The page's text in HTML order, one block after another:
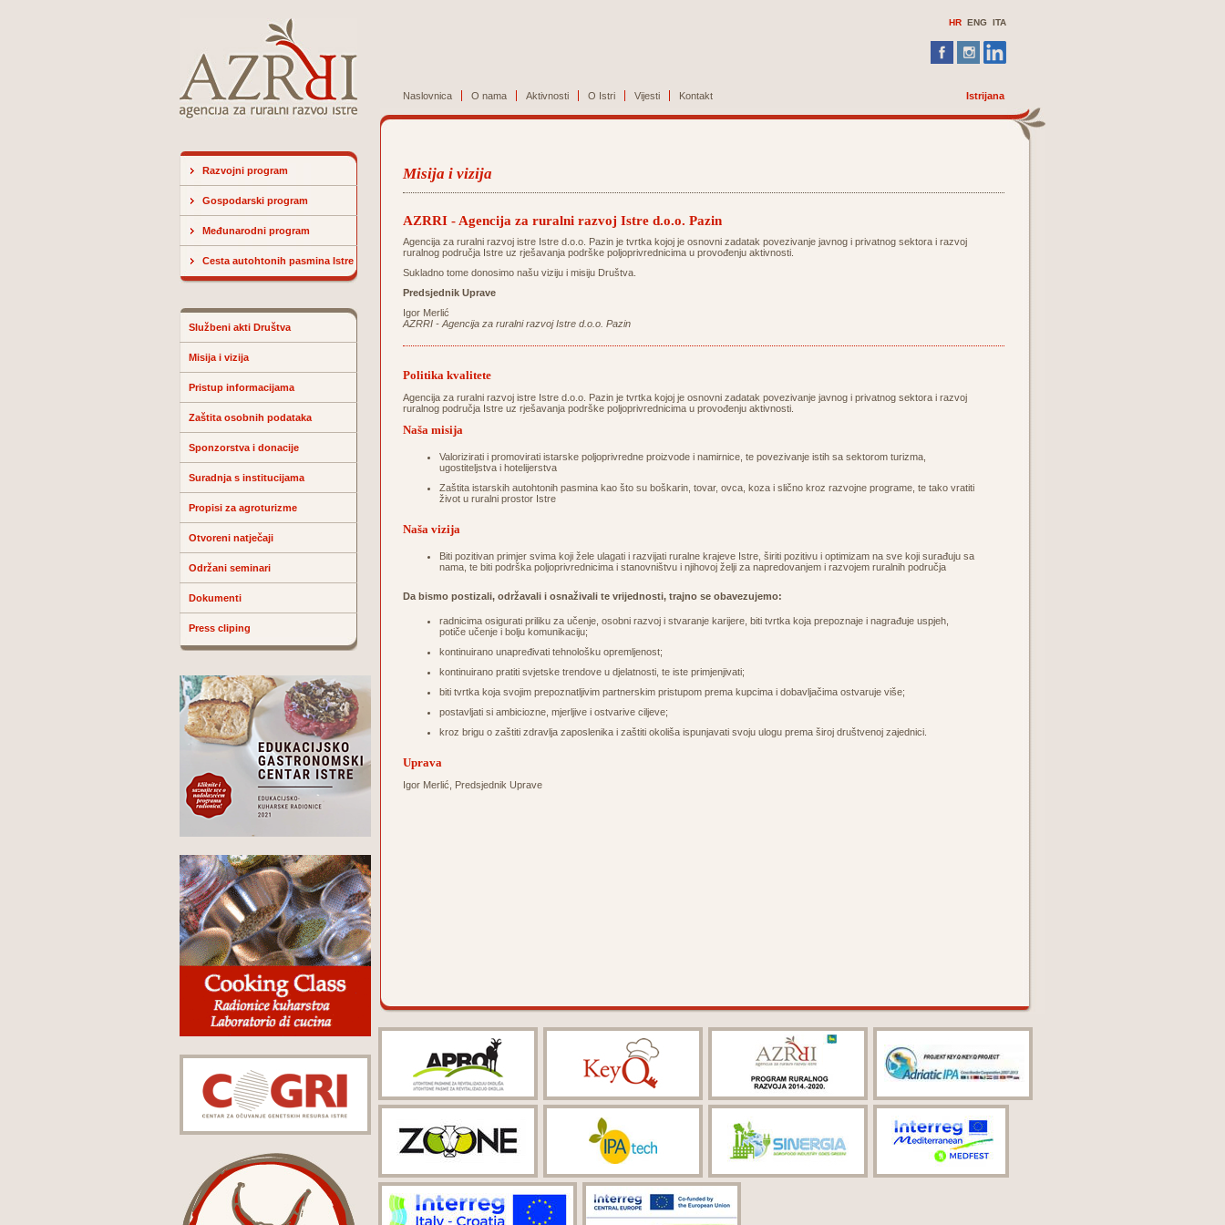
HR ENG ITA
Naslovnica O nama Aktivnosti O Istri Vijesti Kontakt Istrijana
Razvojni program
Gospodarski program
Međunarodni program
Cesta autohtonih pasmina Istre
Službeni akti Društva
Misija i vizija
Pristup informacijama
Zaštita osobnih podataka
Sponzorstva i donacije
Suradnja s institucijama
Propisi za agroturizme
Otvoreni natječaji
Održani seminari
Dokumenti
Press cliping
Misija i vizija
AZRRI - Agencija za ruralni razvoj Istre d.o.o. Pazin
Agencija za ruralni razvoj istre Istre d.o.o. Pazin je tvrtka kojoj je osnovni zadatak povezivanje javnog i privatnog sektora i razvoj
ruralnog područja Istre uz rješavanja podrške poljoprivrednicima u provođenju aktivnosti.
Sukladno tome donosimo našu viziju i misiju Društva.
Predsjednik Uprave
Igor Merlić
AZRRI - Agencija za ruralni razvoj Istre d.o.o. Pazin
Politika kvalitete
Agencija za ruralni razvoj istre Istre d.o.o. Pazin je tvrtka kojoj je osnovni zadatak povezivanje javnog i privatnog sektora i razvoj
ruralnog područja Istre uz rješavanja podrške poljoprivrednicima u provođenju aktivnosti.
Naša misija
Valorizirati i promovirati istarske poljoprivredne proizvode i namirnice, te povezivanje istih sa sektorom turizma,
ugostiteljstva i hotelijerstva
Zaštita istarskih autohtonih pasmina kao što su boškarin, tovar, ovca, koza i slično kroz razvojne programe, te tako vratiti
život u ruralni prostor Istre
Naša vizija
Biti pozitivan primjer svima koji žele ulagati i razvijati ruralne krajeve Istre, širiti pozitivu i optimizam na sve koji surađuju sa
nama, te biti podrška poljoprivrednicima i stanovništvu i njihovoj želji za napredovanjem i razvojem ruralnih područja
Da bismo postizali, održavali i osnaživali te vrijednosti, trajno se obavezujemo:
radnicima osigurati priliku za učenje, osobni razvoj i stvaranje karijere, biti tvrtka koja prepoznaje i nagrađuje uspjeh,
potiče učenje i bolju komunikaciju;
kontinuirano unapređivati tehnološku opremljenost;
kontinuirano pratiti svjetske trendove u djelatnosti, te iste primjenjivati;
biti tvrtka koja svojim prepoznatljivim partnerskim pristupom prema kupcima i dobavljačima ostvaruje više;
postavljati si ambiciozne, mjerljive i ostvarive ciljeve;
kroz brigu o zaštiti zdravlja zaposlenika i zaštiti okoliša ispunjavati svoju ulogu prema široj društvenoj zajednici.
Uprava
Igor Merlić, Predsjednik Uprave